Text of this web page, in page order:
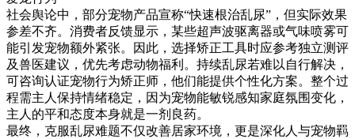
社会舆论中，部分宠物产品宣称“快速根治乱尿”，但实际效果
参差不齐。消费者反馈显示，某些超声波驱离器或气味喷雾可
能引发宠物额外紧张。因此，选择矫正工具时应参考独立测评
及兽医建议，优先考虑动物福利。持续乱尿若难以自行解决，
可咨询认证宠物行为矫正师，他们能提供个性化方案。整个过
程需主人保持情绪稳定，因为宠物能敏锐感知家庭氛围变化，
主人的平和态度本身就是一剂良药。
最终，克服乱尿难题不仅改善居家环境，更是深化人与宠物羁